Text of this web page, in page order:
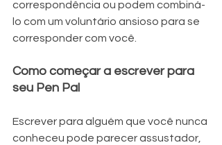
correspondência ou podem combiná-
lo com um voluntário ansioso para se
corresponder com você.
Como começar a escrever para
seu Pen Pal
Escrever para alguém que você nunca
conheceu pode parecer assustador,